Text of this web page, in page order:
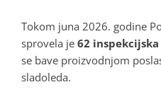
Tokom juna 2026. godine
sprovela je 62
se bave proizvodnjom
sladoleda.